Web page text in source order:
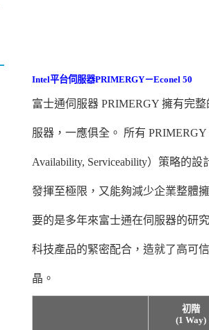
Intel平台伺服器PRIMERGY－Econel 50
富士通伺服器 PRIMERGY 擁有完
服器，一應俱全。 所有
Availability, Serviceability）策略的
發揮至極限，又能夠減少企業整體
要的是多年來富士通在伺服器的研
科技產品的緊密配合，造就了高可
晶。
初階
(1 Way)